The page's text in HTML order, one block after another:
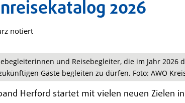
2026
notiert
und Reisebegleiter, die im Jahr
Gäste begleiten zu dürfen. Foto: AWO
Herford startet mit vielen neuen Zielen